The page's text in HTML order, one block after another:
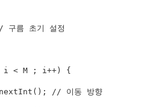
구름 초기 설정
i < M ; i ++) {
nextInt ( ) ; // 이동 방향